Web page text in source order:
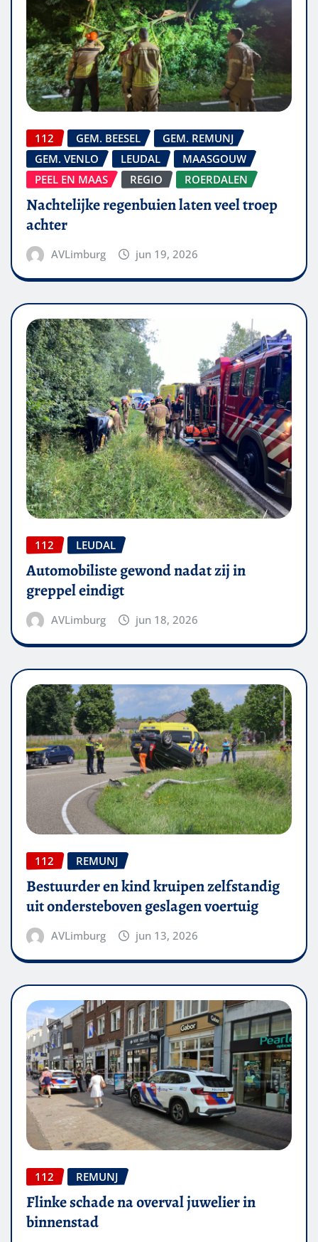
112 GEM. BEESEL
GEM. REMUNJ
GEM. VENLO
LEUDAL
MAASGOUW
PEEL EN MAAS
REGIO ROERDALEN
Nachtelijke regenbuien laten veel troep
achter
AVLimburg jun 19, 2026
112 LEUDAL
Automobiliste gewond nadat zij in
greppel eindigt
AVLimburg jun 18, 2026
112 REMUNJ
Bestuurder en kind kruipen zelfstandig
uit ondersteboven geslagen voertuig
AVLimburg jun 13, 2026
112 REMUNJ
Flinke schade na overval juwelier in
binnenstad